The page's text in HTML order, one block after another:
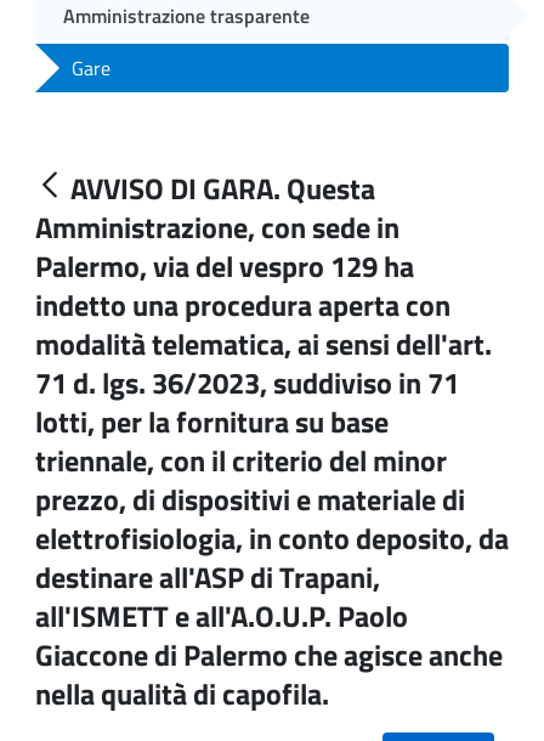
Amministrazione trasparente
Gare
AVVISO DI GARA. Questa
Amministrazione, con sede in
Palermo, via del vespro 129 ha
indetto una procedura aperta con
modalità telematica, ai sensi dell'art.
71 d. lgs. 36/2023, suddiviso in 71
lotti, per la fornitura su base
triennale, con il criterio del minor
prezzo, di dispositivi e materiale di
elettrofisiologia, in conto deposito, da
destinare all'ASP di Trapani,
all'ISMETT e all'A.O.U.P. Paolo
Giaccone di Palermo che agisce anche
nella qualità di capofila.